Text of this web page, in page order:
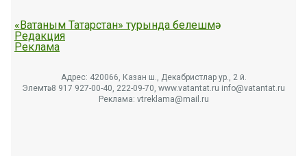
«Ватаным Татарстан» турында белешмә
Редакция
Реклама
Адрес: 420066, Казан ш., Декабристлар ур., 2 й.
Элемтә: 8 917 927-00-40, 222-09-70, www.vatantat.ru info@vatantat.ru
Реклама: vtreklama@mail.ru